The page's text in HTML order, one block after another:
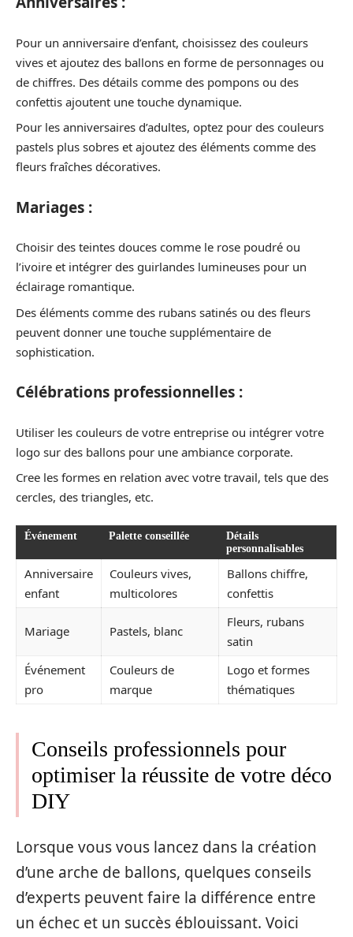
Pour un anniversaire d’enfant, choisissez des couleurs
vives et ajoutez des ballons en forme de personnages ou
de chiffres. Des détails comme des pompons ou des
confettis ajoutent une touche dynamique.
Pour les anniversaires d’adultes, optez pour des couleurs
pastels plus sobres et ajoutez des éléments comme des
fleurs fraîches décoratives.
Mariages :
Choisir des teintes douces comme le rose poudré ou
l’ivoire et intégrer des guirlandes lumineuses pour un
éclairage romantique.
Des éléments comme des rubans satinés ou des fleurs
peuvent donner une touche supplémentaire de
sophistication.
Célébrations professionnelles :
Utiliser les couleurs de votre entreprise ou intégrer votre
logo sur des ballons pour une ambiance corporate.
Cree les formes en relation avec votre travail, tels que des
cercles, des triangles, etc.
Événement Palette conseillée
Détails
personnalisables
Anniversaire
enfant
Couleurs vives,
multicolores
Ballons chiffre,
confettis
Mariage Pastels, blanc
Fleurs, rubans
satin
Événement
pro
Couleurs de
marque
Logo et formes
thématiques
Conseils professionnels pour
optimiser la réussite de votre déco
DIY
Lorsque vous vous lancez dans la création
d’une arche de ballons, quelques conseils
d’experts peuvent faire la différence entre
un échec et un succès éblouissant. Voici